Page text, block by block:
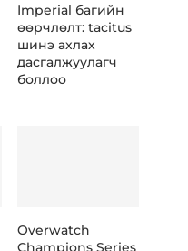
Imperial багийн
өөрчлөлт: tacitus
шинэ ахлах
дасгалжуулагч
боллоо
Overwatch
Champions Series